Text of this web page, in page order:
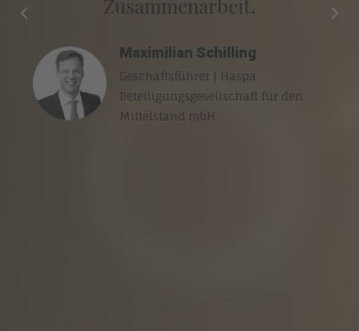
Zusammenarbeit.
Maximilian Schilling
Geschäftsführer | Haspa
Beteiligungsgesellschaft für den
Mittelstand mbH